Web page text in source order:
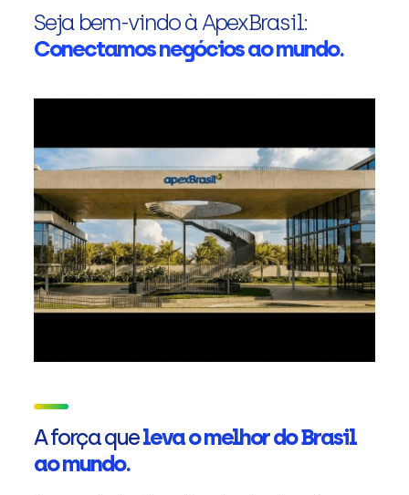
Seja bem-vindo à ApexBrasil:
Conectamos negócios ao mundo.
A força queleva o melhor do Brasil
ao mundo.